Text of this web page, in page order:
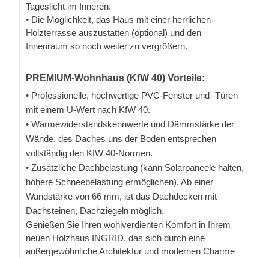
Tageslicht im Inneren.
• Die Möglichkeit, das Haus mit einer herrlichen
Holzterrasse auszustatten (optional) und den
Innenraum so noch weiter zu vergrößern.
PREMIUM-Wohnhaus (KfW 40) Vorteile:
• Professionelle, hochwertige PVC-Fenster und -Türen
mit einem U-Wert nach KfW 40.
• Wärmewiderstandskennwerte und Dämmstärke der
Wände, des Daches uns der Boden entsprechen
vollständig den KfW 40-Normen.
• Zusätzliche Dachbelastung (kann Solarpaneele halten,
höhere Schneebelastung ermöglichen). Ab einer
Wandstärke von 66 mm, ist das Dachdecken mit
Dachsteinen, Dachziegeln möglich.
Genießen Sie Ihren wohlverdienten Komfort in Ihrem
neuen Holzhaus INGRID, das sich durch eine
außergewöhnliche Architektur und modernen Charme